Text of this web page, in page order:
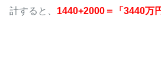
計すると、 1440+2000＝「3440万